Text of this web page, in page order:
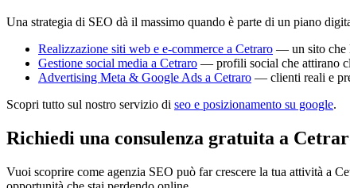
Una strategia di SEO dà il massimo quando è parte di un piano
Realizzazione siti web e e-commerce a Cetraro — un sito che
Gestione social media a Cetraro — profili social che attirano
Advertising Meta & Google Ads a Cetraro — clienti reali e
Scopri tutto sul nostro servizio di seo e posizionamento su google.
Richiedi una consulenza gratuita a
Vuoi scoprire come agenzia SEO può far crescere la tua attività a